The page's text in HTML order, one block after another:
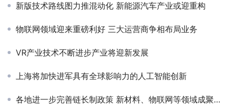
新版技术路线图力推混动化 新能源汽车产业或迎重构
物联网领域迎来重磅利好 三大运营商争相布局业务
VR产业技术不断进步产业将迎新发展
上海将加快进军具有全球影响力的人工智能创新
各地进一步完善链长制政策 新材料、物联网等领域成聚焦点